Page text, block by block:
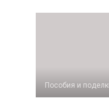
Пособия и